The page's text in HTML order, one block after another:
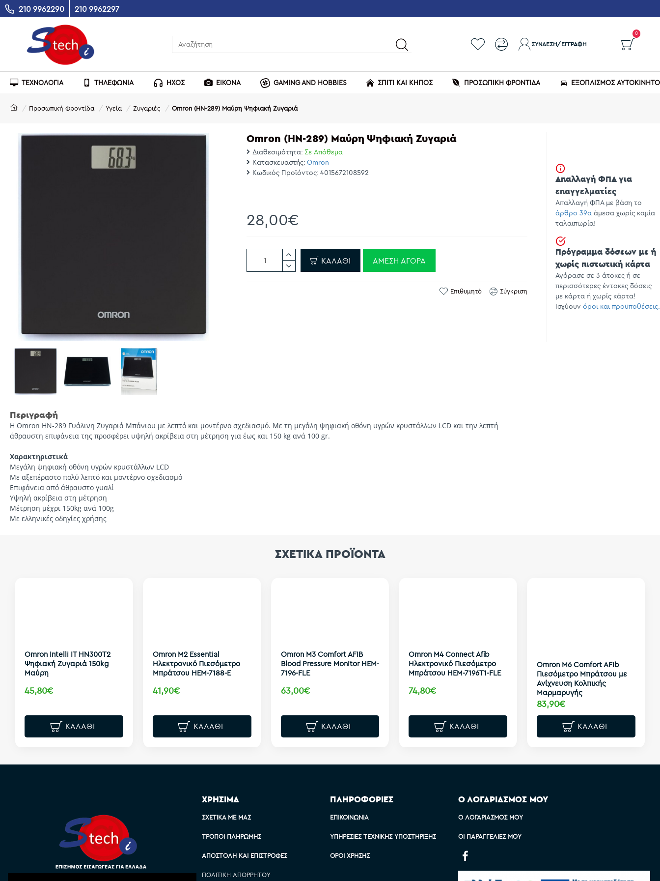
210 9962290 210 9962297
ΣΎΝΔΕΣΗ/ΕΓΓΡΑΦΉ
0
ΤΕΧΝΟΛΟΓΙΑ ΤΗΛΕΦΩΝΙΑ ΗΧΟΣ ΕΙΚΟΝΑ GAMING AND HOBBIES ΣΠΙΤΙ ΚΑΙ ΚΗΠΟΣ ΠΡΟΣΩΠΙΚΗ ΦΡΟΝΤΙΔΑ ΕΞΟΠΛΙΣΜΌΣ
Προσωπική Φροντίδα Υγεία Ζυγαριές Omron (HN-289) Μαύρη Ψηφιακή Ζυγαριά
Omron (HN-289) Μαύρη Ψηφιακή Ζυγαριά
Διαθεσιμότητα: Σε Απόθεμα
Κατασκευαστής: Omron
Κωδικός Προϊόντος: 4015672108592
28,00€
ΚΑΛΆΘΙ ΆΜΕΣΗ ΑΓΟΡΆ
Επιθυμητό Σύγκριση
Περιγραφή
H Omron HN-289 Γυάλινη Ζυγαριά Μπάνιου με λεπτό και μοντέρνο σχεδιασμό. Με τη μεγάλη ψηφιακή οθόνη υγρών κρυστάλλων LCD και την λεπτή
άθραυστη επιφάνεια της προσφέρει υψηλή ακρίβεια στη μέτρηση για έως και 150 kg ανά 100 gr.
Χαρακτηριστικά
Μεγάλη ψηφιακή οθόνη υγρών κρυστάλλων LCD
Με αξεπέραστο πολύ λεπτό και μοντέρνο σχεδιασμό
Επιφάνεια από άθραυστο γυαλί
Υψηλή ακρίβεια στη μέτρηση
Μέτρηση μέχρι 150kg ανά 100g
Με ελληνικές οδηγίες χρήσης
Απαλλαγή ΦΠΑ για
επαγγελματίες
Απαλλαγή ΦΠΑ με βάση το
άρθρο 39α άμεσα χωρίς καμία
ταλαιπωρία!
Πρόγραμμα δόσεων με ή
χωρίς πιστωτική κάρτα
Αγόρασε σε 3 άτοκες ή σε
περισσότερες έντοκες δόσεις
με κάρτα ή χωρίς κάρτα!
Ισχύουν όροι και προϋποθέσεις.
ΣΧΕΤΙΚΑ ΠΡΟΪΟΝΤΑ
Omron Intelli IT HN300T2
Ψηφιακή Ζυγαριά 150kg
Μαύρη
45,80€
ΚΑΛΆΘΙ
Omron M2 Essential
Ηλεκτρονικό Πιεσόμετρο
Μπράτσου HEM-7188-E
41,90€
ΚΑΛΆΘΙ
Omron M3 Comfort AFIB
Blood Pressure Monitor HEM-
7196-FLE
63,00€
ΚΑΛΆΘΙ
Omron M4 Connect Afib
Ηλεκτρονικό Πιεσόμετρο
Μπράτσου HEM-7196T1-FLE
74,80€
ΚΑΛΆΘΙ
Omron M6 Comfort AFib
Πιεσόμετρο Μπράτσου με
Ανίχνευση Κολπικής
Μαρμαρυγής
83,90€
ΚΑΛΆΘΙ
ΧΡΗΣΙΜΑ
ΣΧΕΤΙΚΆ ΜΕ ΜΑΣ
ΤΡΌΠΟΙ ΠΛΗΡΩΜΉΣ
ΑΠΟΣΤΟΛΉ ΚΑΙ ΕΠΙΣΤΡΟΦΈΣ
ΠΟΛΙΤΙΚΉ ΑΠΟΡΡΉΤΟΥ
ΠΛΗΡΟΦΟΡΙΕΣ
ΕΠΙΚΟΙΝΩΝΊΑ
ΥΠΗΡΕΣΊΕΣ ΤΕΧΝΙΚΉΣ ΥΠΟΣΤΉΡΙΞΗΣ
ΌΡΟΙ ΧΡΉΣΗΣ
Ο ΛΟΓΑΡΙΑΣΜΟΣ ΜΟΥ
Ο ΛΟΓΑΡΙΑΣΜΌΣ ΜΟΥ
ΟΙ ΠΑΡΑΓΓΕΛΊΕΣ ΜΟΥ